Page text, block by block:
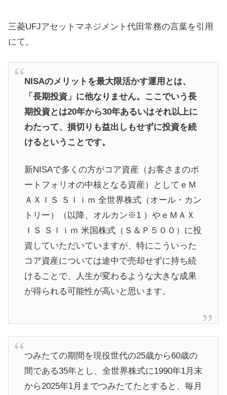
三菱UFJアセットマネジメント代田常務の言葉を引用
にて。
NISAのメリットを最大限活かす運用とは、
「長期投資」に他なりません。ここでいう長
期投資とは20年から30年あるいはそれ以上に
わたって、損切りも益出しもせずに投資を続
けるということです。
新NISAで多くの方がコア資産（お客さまのポ
ートフォリオの中核となる資産）としてｅＭ
ＡＸＩＳ Ｓｌｉｍ 全世界株式（オール・カン
トリー）（以降、オルカン※1 ）やｅＭＡＸ
ＩＳ Ｓｌｉｍ 米国株式（Ｓ＆Ｐ５００）に投
資していただいていますが、特にこういった
コア資産については途中で売却せずに持ち続
けることで、人生が変わるような大きな成果
が得られる可能性が高いと思います。
つみたての期間を現役世代の25歳から60歳の
間である35年とし、全世界株式に1990年1月末
から2025年1月までつみたてたとすると、毎月